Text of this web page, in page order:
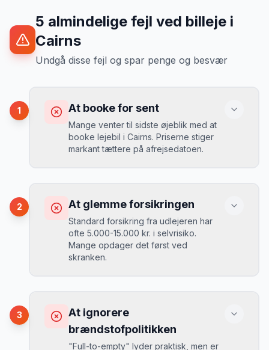
5 almindelige fejl ved billeje i
Cairns
Undgå disse fejl og spar penge og besvær
1 At booke for sent
Mange venter til sidste øjeblik med at
booke lejebil i Cairns. Priserne stiger
markant tættere på afrejsedatoen.
Du betaler 30-50% mere, og de bedste
biler er udsolgt.
Løsning
MJ
Mikkels erfaring
“I august 2024 så jeg priserne i Cairns
stige fra 189 kr/dag til 349 kr/dag på
2 At glemme forsikringen
Standard forsikring fra udlejeren har
ofte 5.000-15.000 kr. i selvrisiko.
Mange opdager det først ved
skranken.
Ved selv en mindre skade kan du blive
opkrævet tusindvis af kroner.
3
At ignorere
brændstofpolitikken
"Full-to-empty" lyder praktisk, men er